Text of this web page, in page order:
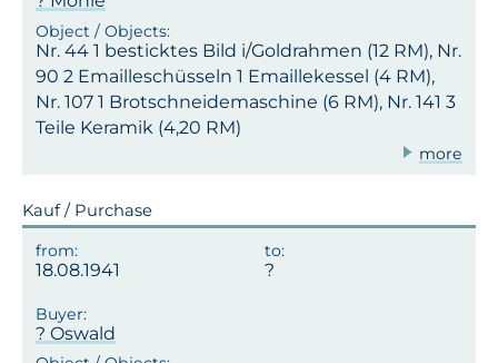
Nr. 44 1 besticktes Bild i/Goldrahmen (12 RM), Nr.
90 2 Emailleschüsseln 1 Emaillekessel (4 RM),
Nr. 107 1 Brotschneidemaschine (6 RM), Nr. 141 3
Teile Keramik (4,20 RM)
more
Kauf / Purchase
18.08.1941
? Oswald